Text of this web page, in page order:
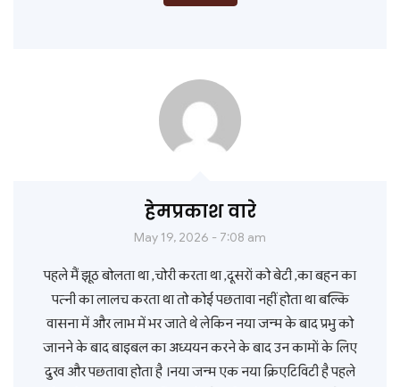
हेमप्रकाश वारे
May 19, 2026 - 7:08 am
पहले मैं झूठ बोलता था ,चोरी करता था ,दूसरों को बेटी ,का बहन का
पत्नी का लालच करता था तो कोई पछतावा नहीं होता था बल्कि
वासना में और लाभ में भर जाते थे लेकिन नया जन्म के बाद प्रभु को
जानने के बाद बाइबल का अध्ययन करने के बाद उन कामों के लिए
दुख और पछतावा होता है ।नया जन्म एक नया क्रिएटिविटी है पहले